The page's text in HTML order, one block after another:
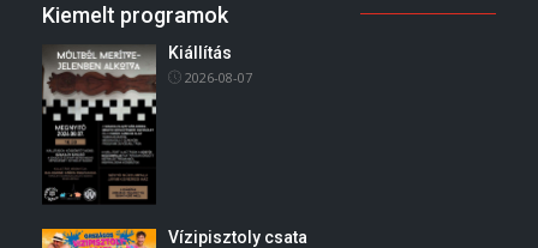
Kiemelt programok
Kiállítás
2026-08-07
Vízipisztoly csata